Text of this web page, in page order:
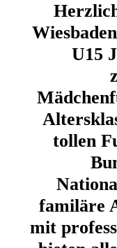
U15
tollen
familäre
mit